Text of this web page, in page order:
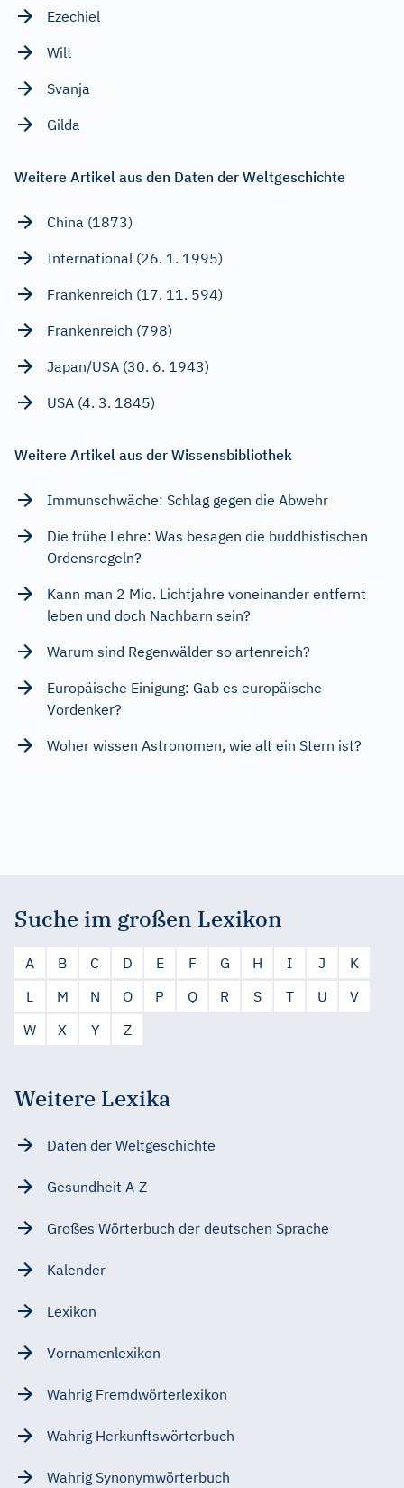
Ezechiel
Wilt
Svanja
Gilda
Weitere Artikel aus den Daten der Weltgeschichte
China (1873)
International (26. 1. 1995)
Frankenreich (17. 11. 594)
Frankenreich (798)
Japan/USA (30. 6. 1943)
USA (4. 3. 1845)
Weitere Artikel aus der Wissensbibliothek
Immunschwäche: Schlag gegen die Abwehr
Die frühe Lehre: Was besagen die buddhistischen
Ordensregeln?
Kann man 2 Mio. Lichtjahre voneinander entfernt
leben und doch Nachbarn sein?
Warum sind Regenwälder so artenreich?
Europäische Einigung: Gab es europäische
Vordenker?
Woher wissen Astronomen, wie alt ein Stern ist?
Suche im großen Lexikon
A B C D E F G H I J
K
L
M N O P Q R S T U
V
W
X Y Z
Weitere Lexika
Daten der Weltgeschichte
Gesundheit A-Z
Großes Wörterbuch der deutschen Sprache
Kalender
Lexikon
Vornamenlexikon
Wahrig Fremdwörterlexikon
Wahrig Herkunftswörterbuch
Wahrig Synonymwörterbuch